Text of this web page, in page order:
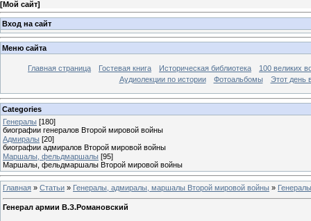
[Мой сайт]
Вход на сайт
Меню сайта
Главная страница Гостевая книга Историческая библиотека
100 великих
Аудиолекции по истории
Фотоальбомы Этот день
Categories
Генералы [180]
биографии генералов Второй мировой войны
Адмиралы [20]
биографии адмиралов Второй мировой войны
Маршалы, фельдмаршалы [95]
Маршалы, фельдмаршалы Второй мировой войны
Главная » Статьи » Генералы, адмиралы, маршалы Второй мировой войны » Генералы
Генерал армии В.З.Романовский